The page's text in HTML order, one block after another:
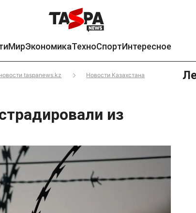
МирЭкономикаТехноСпортИнтересное
taspanews.kz Новости Казахстана
из